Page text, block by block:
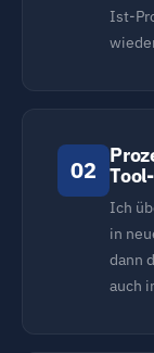
Ist-
02
Ich
in
dann
auch